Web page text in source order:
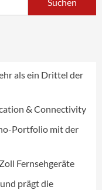
als ein Drittel der
& Connectivity
Portfolio mit der
Fernsehgeräte
prägt die
Internet
IFA 2026 zurück
wichtigen